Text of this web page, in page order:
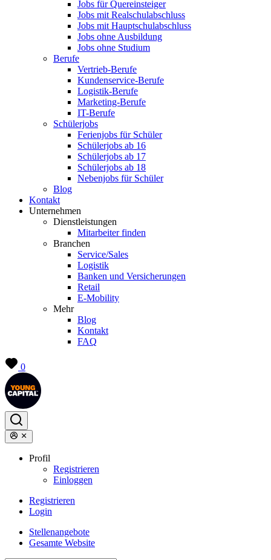
Jobs für Quereinsteiger
Jobs mit Realschulabschluss
Jobs mit Hauptschulabschluss
Jobs ohne Ausbildung
Jobs ohne Studium
Berufe
Vertrieb-Berufe
Kundenservice-Berufe
Logistik-Berufe
Marketing-Berufe
IT-Berufe
Schülerjobs
Ferienjobs für Schüler
Schülerjobs ab 16
Schülerjobs ab 17
Schülerjobs ab 18
Nebenjobs für Schüler
Blog
Kontakt
Unternehmen
Dienstleistungen
Mitarbeiter finden
Branchen
Service/Sales
Logistik
Banken und Versicherungen
Retail
E-Mobility
Mehr
Blog
Kontakt
FAQ
0
Profil
Registrieren
Einloggen
Registrieren
Login
Stellenangebote
Gesamte Website